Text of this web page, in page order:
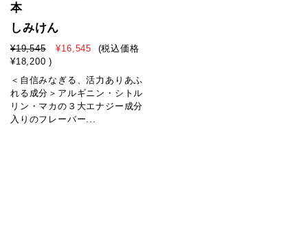
本
しみけん
¥19,545 ¥16,545
(税込価格
¥18,200 )
＜自信みなぎる、活力ありあふ
れる成分＞アルギニン・シトル
リン・マカの３大エナジー成分
入りのフレーバー...